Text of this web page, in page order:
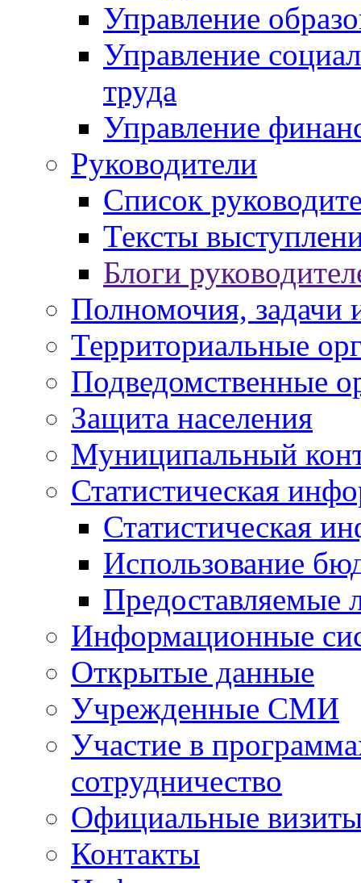
Управление
Управление
труда
Управление
Руководители
Список
Тексты
Блоги
Полномочия, задачи
Территориальные
Подведомственные
Защита населения
Муниципальный
Статистическая
Статистическая
Использование
Предоставляемые
Информационные
Открытые данные
Учрежденные СМИ
Участие в
сотрудничество
Официальные
Контакты